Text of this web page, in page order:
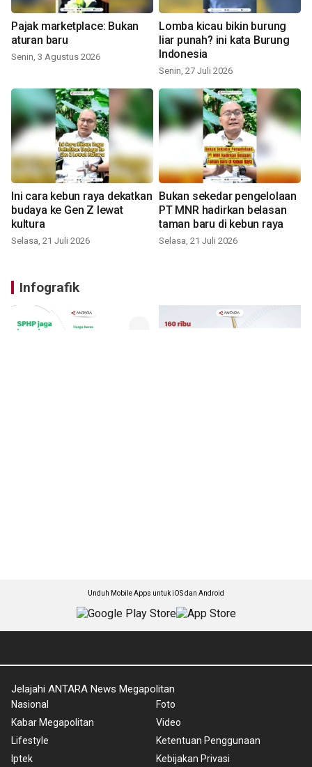
Pajak marketplace: Bukan
aturan baru
Senin, 3 Agustus 2026
Lomba kicau bikin burung
liar punah? ini kata Burung
Indonesia
Senin, 27 Juli 2026
Ini cara kebun raya dekatkan
budaya ke Gen Z lewat
kultura
Selasa, 21 Juli 2026
Bukan sekedar pengelolaan
PT MNR hadirkan belasan
taman baru di kebun raya
Selasa, 21 Juli 2026
Infografik
Unduh Mobile Apps untuk iOS dan Android
Jelajahi ANTARA News Megapolitan
Nasional
Kabar Megapolitan
Lifestyle
Iptek
Foto
Video
Ketentuan Penggunaan
Kebijakan Privasi